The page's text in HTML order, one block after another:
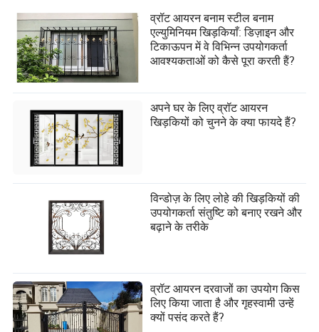
व्रॉट आयरन बनाम स्टील बनाम
एल्युमिनियम खिड़कियाँ: डिज़ाइन और
टिकाऊपन में वे विभिन्न उपयोगकर्ता
आवश्यकताओं को कैसे पूरा करती हैं?
अपने घर के लिए व्रॉट आयरन
खिड़कियों को चुनने के क्या फायदे हैं?
विन्डोज़ के लिए लोहे की खिड़कियों की
उपयोगकर्ता संतुष्टि को बनाए रखने और
बढ़ाने के तरीके
व्रॉट आयरन दरवाजों का उपयोग किस
लिए किया जाता है और गृहस्वामी उन्हें
क्यों पसंद करते हैं?